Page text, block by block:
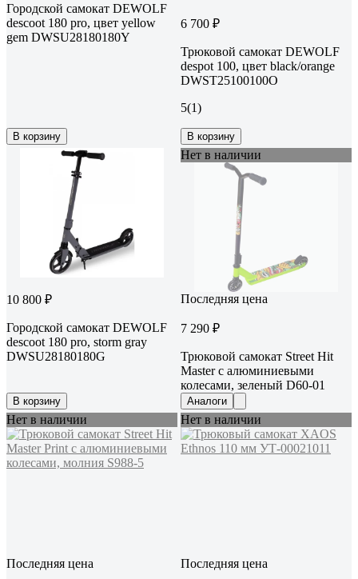
Городской самокат DEWOLF
descoot 180 pro, цвет yellow
gem DWSU28180180Y
В корзину
6 700 ₽
Трюковой самокат DEWOLF
despot 100, цвет black/orange
DWST25100100O
5(1)
В корзину
10 800 ₽
Городской самокат DEWOLF
descoot 180 pro, storm gray
DWSU28180180G
В корзину
Нет в наличии
Последняя цена
7 290 ₽
Трюковой самокат Street Hit
Master с алюминиевыми
колесами, зеленый D60-01
Аналоги
Нет в наличии
Последняя цена
Нет в наличии
Последняя цена